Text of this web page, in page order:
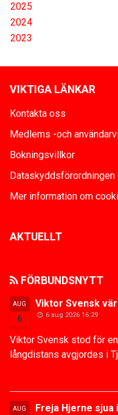
2025
2024
2023
VIKTIGA LÄNKAR
Kontakta oss
Medlems -och
Bokningsvillkor
Dataskyddsförordningen
Mer information om
AKTUELLT
FÖRBUNDSNYTT
AUG
6
Viktor Svensk
6 aug 2026 16:29
Viktor Svensk stod för
långdistans avgjordes i
AUG Freja Hjerne